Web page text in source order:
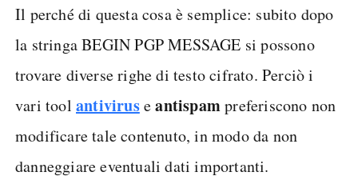
Il perché di questa cosa è semplice: subito dopo
la stringa BEGIN PGP MESSAGE si possono
trovare diverse righe di testo cifrato. Perciò i
vari tool antiviruseantispampreferiscono non
modificare tale contenuto, in modo da non
danneggiare eventuali dati importanti.